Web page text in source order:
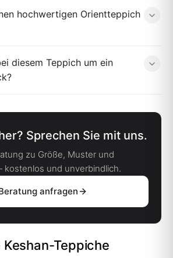
hochwertigen Orientteppich
diesem Teppich um ein
Sprechen Sie mit uns.
zu Größe, Muster und
kostenlos und unverbindlich.
anfragen
Teppiche